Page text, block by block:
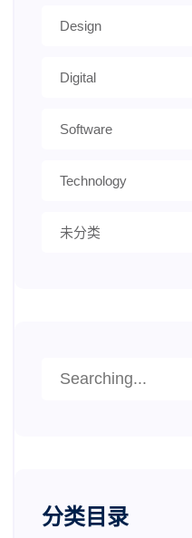
Design
Digital
Software
Technology
未分类
分类目录